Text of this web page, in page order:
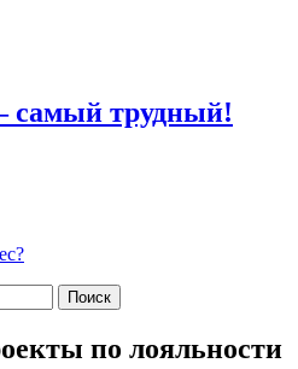
самый трудный!
по лояльности